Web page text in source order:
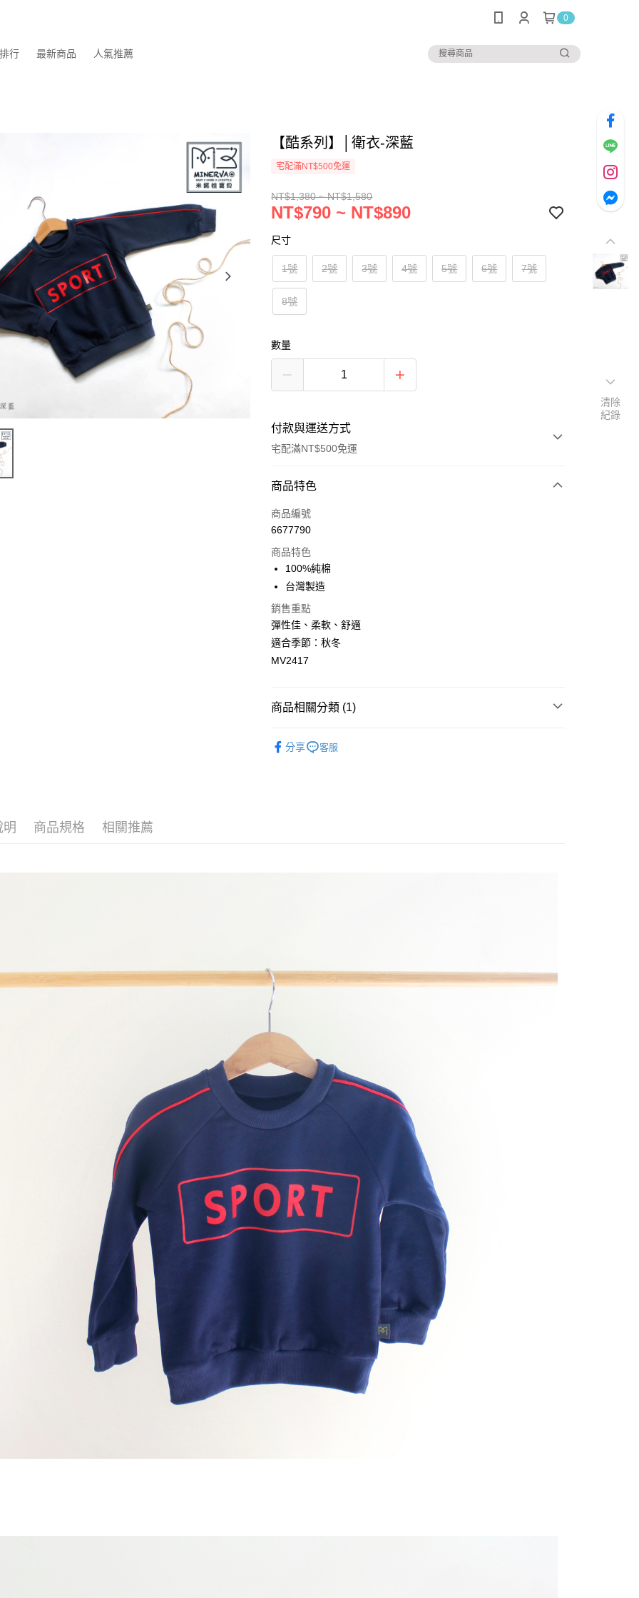
0
行 最新商品 人氣推薦
【酷系列】│衛衣-深藍
宅配滿NT$500免運
NT$1,380 ~ NT$1,580
NT$790 ~ NT$890
尺寸
1號 2號 3號 4號 5號 6號 7號
8號
數量
付款與運送方式
宅配滿NT$500免運
付款方式
信用卡一次付款
Apple Pay
街口支付
悠遊付
ATM付款
宅配
商品特色
商品編號
6677790
商品特色
100%純棉
台灣製造
銷售重點
彈性佳、柔軟、舒適
適合季節：秋冬
MV2417
商品相關分類 (1)
分享
客服
明 商品規格 相關推薦
清除
紀錄